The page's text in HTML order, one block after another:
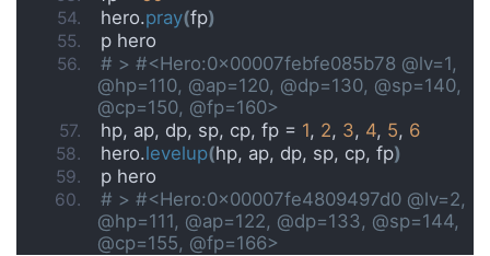
hero.pray(fp)
p hero
# > #<Hero:0x00007febfe085b78 @lv=1,
@hp=110, @ap=120, @dp=130, @sp=140,
@cp=150, @fp=160>
hp, ap, dp, sp, cp, fp = 1, 2, 3, 4, 5, 6
hero.levelup(hp, ap, dp, sp, cp, fp)
p hero
# > #<Hero:0x00007fe4809497d0 @lv=2,
@hp=111, @ap=122, @dp=133, @sp=144,
@cp=155, @fp=166>